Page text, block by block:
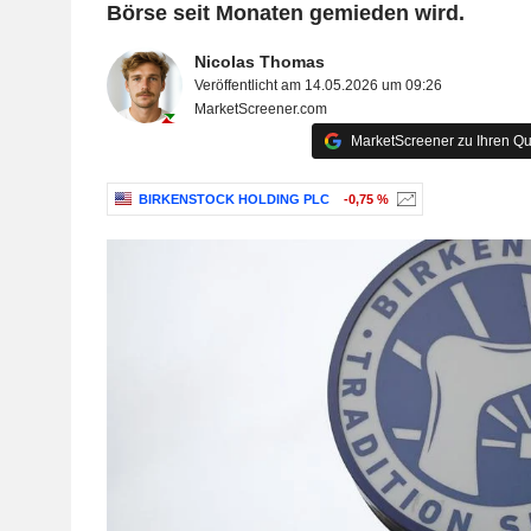
Börse seit Monaten gemieden wird.
Nicolas Thomas
Veröffentlicht am 14.05.2026 um 09:26
MarketScreener.com
MarketScreener zu Ihren
BIRKENSTOCK HOLDING PLC -0,75 %